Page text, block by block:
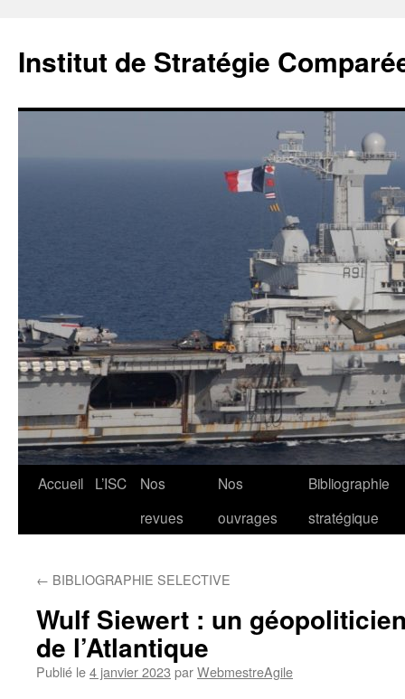
Institut de Stratégie
Aller
Accueil L’ISC
Nos
revues
Nos
ouvrages
Bibliographie
stratégique
← BIBLIOGRAPHIE SELECTIVE
Wulf Siewert : un
de l’Atlantique
Publié le4 janvier 2023 parWebmestreAgile